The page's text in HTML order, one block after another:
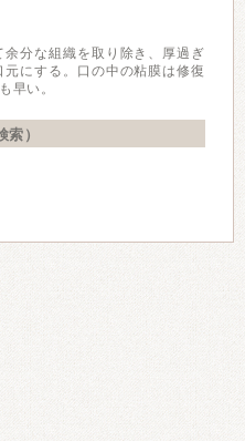
分な組織を取り除き、厚過ぎ
にする。口の中の粘膜は修復
早い。
）